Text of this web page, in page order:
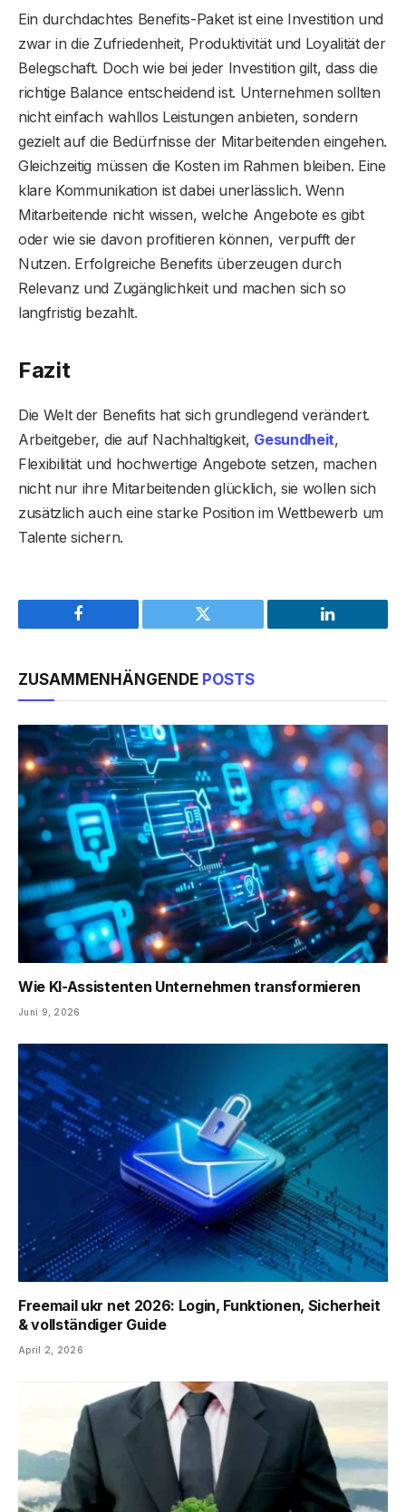
Ein durchdachtes Benefits-Paket ist eine Investition und
zwar in die Zufriedenheit, Produktivität und Loyalität der
Belegschaft. Doch wie bei jeder Investition gilt, dass die
richtige Balance entscheidend ist. Unternehmen sollten
nicht einfach wahllos Leistungen anbieten, sondern
gezielt auf die Bedürfnisse der Mitarbeitenden eingehen.
Gleichzeitig müssen die Kosten im Rahmen bleiben. Eine
klare Kommunikation ist dabei unerlässlich. Wenn
Mitarbeitende nicht wissen, welche Angebote es gibt
oder wie sie davon profitieren können, verpufft der
Nutzen. Erfolgreiche Benefits überzeugen durch
Relevanz und Zugänglichkeit und machen sich so
langfristig bezahlt.
Fazit
Die Welt der Benefits hat sich grundlegend verändert.
Arbeitgeber, die auf Nachhaltigkeit, Gesundheit,
Flexibilität und hochwertige Angebote setzen, machen
nicht nur ihre Mitarbeitenden glücklich, sie wollen sich
zusätzlich auch eine starke Position im Wettbewerb um
Talente sichern.
Facebook Twitter LinkedIn
ZUSAMMENHÄNGENDE POSTS
Wie KI-Assistenten Unternehmen transformieren
Juni 9, 2026
Freemail ukr net 2026: Login, Funktionen, Sicherheit
& vollständiger Guide
April 2, 2026